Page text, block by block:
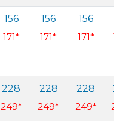
156
171*
156
171*
156
171*
228
249*
228
249*
228
249*